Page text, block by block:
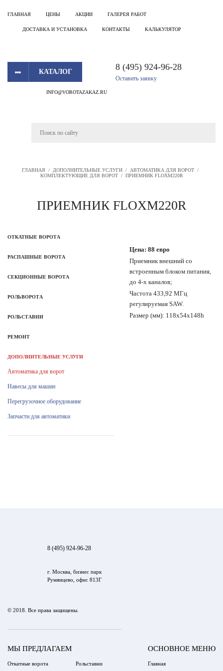
ГЛАВНАЯ ЦЕНЫ АКЦИИ ГАЛЕРЕЯ РАБОТ
ДОСТАВКА И УСТАНОВКА КОНТАКТЫ КАЛЬКУЛЯТОР
КАТАЛОГ 8 (495) 924-96-28
Оставить заявку
INFO@VOROTAZAKAZ.RU
ГЛАВНАЯ / ДОПОЛНИТЕЛЬНЫЕ УСЛУГИ / АВТОМАТИКА ДЛЯ ВОРОТ /
КОМПЛЕКТУЮЩИЕ ДЛЯ ВОРОТ / ПРИЕМНИК FLOXM220R
ПРИЕМНИК FLOXM220R
ОТКАТНЫЕ ВОРОТА
РАСПАШНЫЕ ВОРОТА
СЕКЦИОННЫЕ ВОРОТА
РОЛЬВОРОТА
РОЛЬСТАВНИ
РЕМОНТ
ДОПОЛНИТЕЛЬНЫЕ УСЛУГИ
Автоматика для ворот
Навесы для машин
Перегрузочное оборудование
Запчасти для автоматики
Цена: 88 евро
Приемник внешний со
встроенным блоком питания,
до 4-х каналов;
Частота 433,92 МГц
регулируемая SAW.
Размер (мм): 118х54х148h
8 (495) 924-96-28
г. Москва, бизнес парк
Румянцево, офис 813Г
© 2018. Все права защищены.
МЫ ПРЕДЛАГАЕМ
Откатные ворота Рольставни
ОСНОВНОЕ МЕНЮ
Главная